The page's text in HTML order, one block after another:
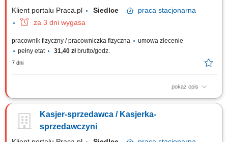
Klient portalu Praca.pl Siedlce praca stacjonarna
za 3 dni wygasa
pracownik fizyczny / pracowniczka fizyczna
umowa zlecenie
pełny etat
31,40 złbrutto/godz.
7 dni
pokaż opis
profesjonalna obsługa klientów zgodnie ze standardami sklepu; obsługa
towarów na sali sprzedaży; kontrola terminów ważności produktów; praca
w systemie zmianowym (2 zmiany) utrzymanie porządku w miejscu pracy;
Kasjer-sprzedawca / Kasjerka-
sprzedawczyni